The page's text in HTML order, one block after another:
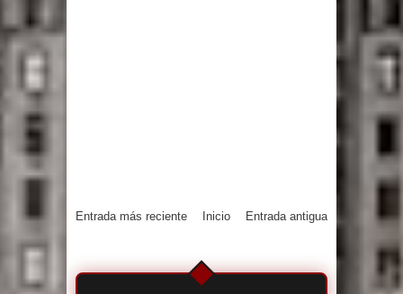
Entrada más reciente Entrada antigua
Inicio